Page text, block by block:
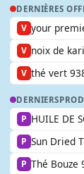
DERNIÈRES
V your
V noix de
V thé vert
DERNIERS
P HUILE DE
P Sun Dried
P Thé Bouze